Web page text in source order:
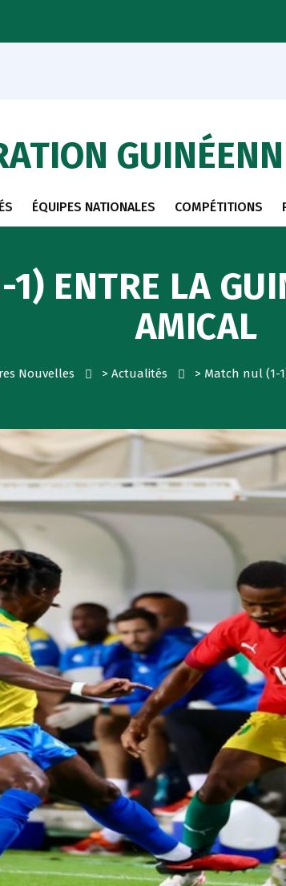
ÉQUIPES NATIONALES COMPÉTITIONS
ENTRE LA
AMICAL
Nouvelles > Actualités > Match nul (1-